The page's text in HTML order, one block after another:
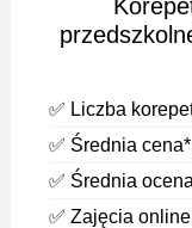
✅ Liczba
✅ Średnia
✅ Średnia
✅ Zajęcia